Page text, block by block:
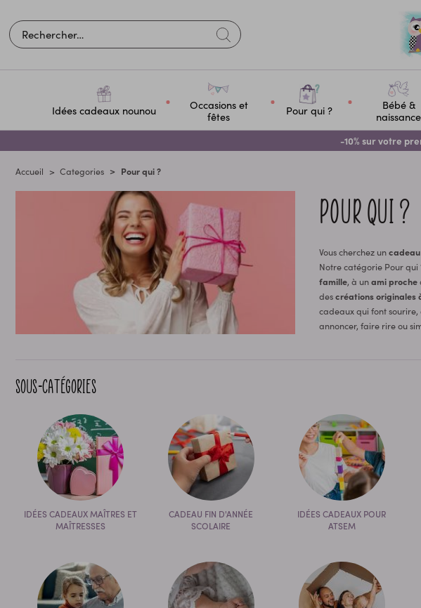
Idées cadeaux nounou
Occasions et
fêtes
Pour qui ?
Bébé &
naissance
-10% sur votre
Accueil Categories Pour qui ?
POUR QUI ?
Vous cherchez un
Notre catégorie Pour
famille, à unami proche
descréations originales
cadeaux qui font
annoncer, faire rire ou
Sous-catégories
IDÉES CADEAUX MAÎTRES ET
MAÎTRESSES
CADEAU FIN D'ANNÉE
SCOLAIRE
IDÉES CADEAUX POUR
ATSEM